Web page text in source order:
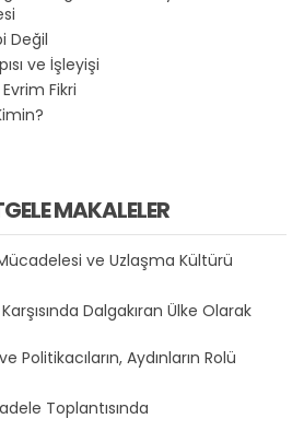
Değil
ve İşleyişi
Fikri
MAKALELER
ve Uzlaşma Kültürü
Dalgakıran Ülke Olarak
Politikacıların, Aydınların Rolü
Toplantısında